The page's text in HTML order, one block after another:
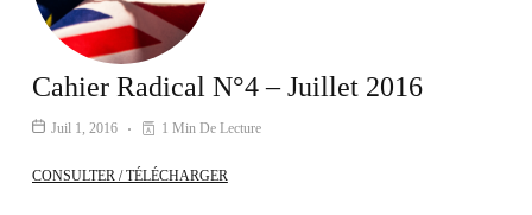
Cahier Radical N°4 – Juillet 2016
Juil 1, 2016 1 Min De Lecture
CONSULTER / TÉLÉCHARGER